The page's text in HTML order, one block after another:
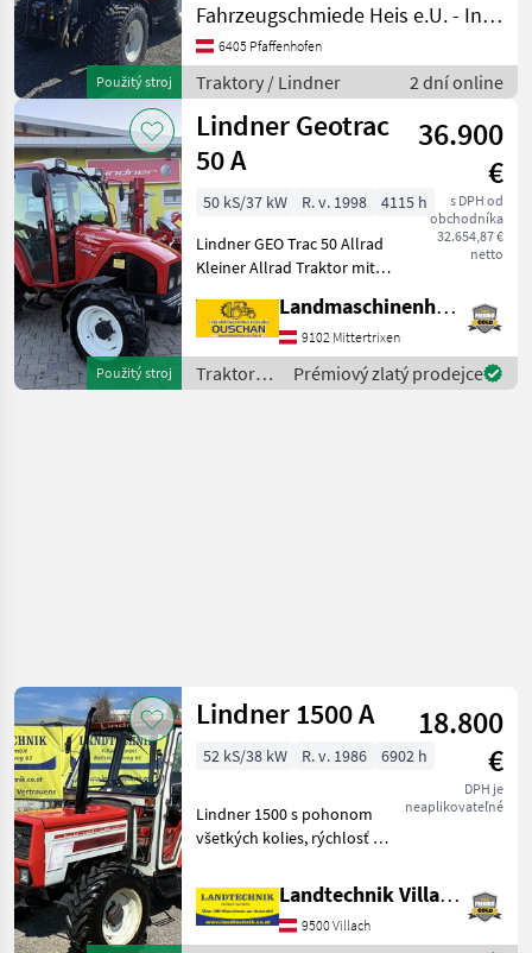
Použitý stroj
Betriebsstunden.
Druckluftanlage,
Frontlader, Fronthydraulik,
Frontzapfwelle. Der Traktor
steh
Fahrzeugschmiede Heis e.U. - Inh. Johannes Heis
6405 Pfaffenhofen
Traktory / Lindner 2 dní online
Použitý stroj
Lindner Geotrac
50 A
36.900
€
s DPH od
obchodníka
32.654,87 €
netto
50 kS/37 kW R. v. 1998
4115 h
Lindner GEO Trac 50 Allrad
Kleiner Allrad Traktor mit
Hubwerk mit
Aussenliegenden
Zusatzhubzylinder
Bauhöhe 226 cm
Landmaschinenhandel Ouschan Anton
9102 Mittertrixen
Traktory /
Lindner
Prémiový zlatý prodejce
Lindner 1500 A
18.800
€
DPH je
neaplikovateľné
52 kS/38 kW R. v. 1986 6902 h
Lindner 1500 s pohonom
všetkých kolies, rýchlosť 30
bočným radením, uzavretá
kabína s kúrením,
vývodový hriadeľ:
Landtechnik Villach GmbH
9500 Villach